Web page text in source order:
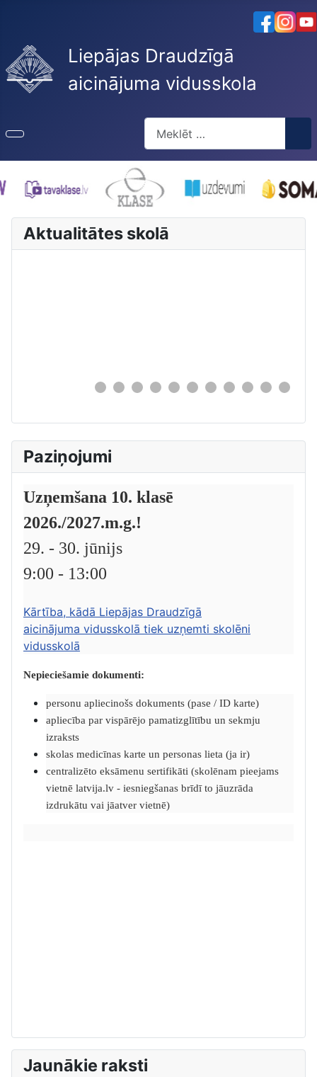
Liepājas Draudzīgā
aicinājuma vidusskola
Type 2 or more characters for
Aktualitātes skolā
Paziņojumi
Uzņemšana 10. klasē
2026./2027.m.g.!
29. - 30. jūnijs
9:00 - 13:00
Kārtība, kādā Liepājas Draudzīgā
aicinājuma vidusskolā tiek uzņemti skolēni
vidusskolā
Nepieciešamie dokumenti:
personu apliecinošs dokuments (pase / ID karte)
apliecība par vispārējo pamatizglītību un sekmju
izraksts
skolas medicīnas karte un personas lieta (ja ir)
centralizēto eksāmenu sertifikāti (skolēnam pieejams
vietnē latvija.lv - iesniegšanas brīdī to jāuzrāda
izdrukātu vai jāatver vietnē)
Jaunākie raksti